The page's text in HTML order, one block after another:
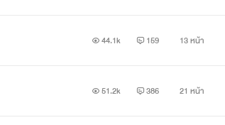
44.1k 159 13 หน้า
51.2k 386 21 หน้า